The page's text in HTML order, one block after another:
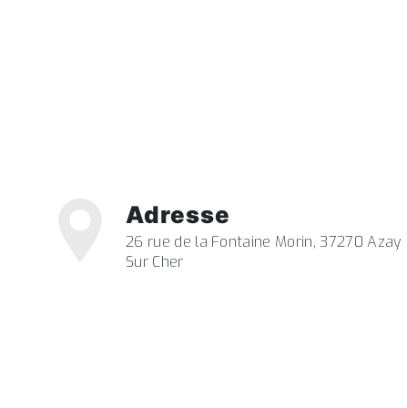
Adresse
26 rue de la Fontaine Morin, 37270 Azay
Sur Cher